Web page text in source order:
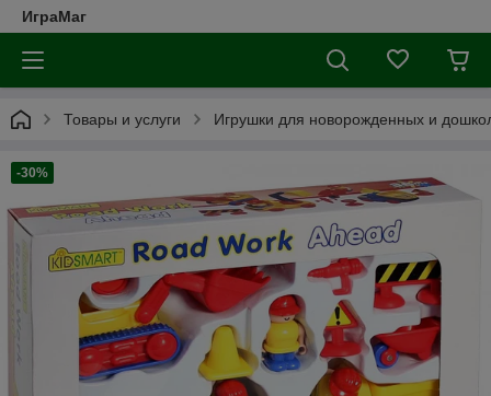
ИграМаг
Товары и услуги Игрушки для новорожденных и
-30%